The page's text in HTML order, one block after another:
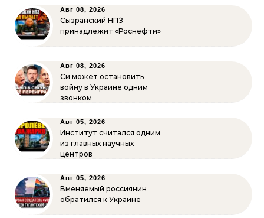
Авг 08, 2026
Сызранский НПЗ
принадлежит «Роснефти»
Авг 08, 2026
Си может остановить
войну в Украине одним
звонком
Авг 05, 2026
Институт считался одним
из главных научных
центров
Авг 05, 2026
Вменяемый россиянин
обратился к Украине